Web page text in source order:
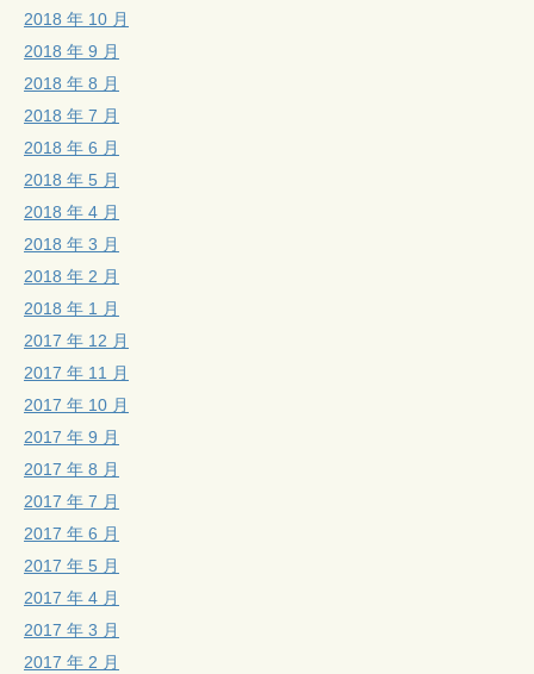
2018 年 10 月
2018 年 9 月
2018 年 8 月
2018 年 7 月
2018 年 6 月
2018 年 5 月
2018 年 4 月
2018 年 3 月
2018 年 2 月
2018 年 1 月
2017 年 12 月
2017 年 11 月
2017 年 10 月
2017 年 9 月
2017 年 8 月
2017 年 7 月
2017 年 6 月
2017 年 5 月
2017 年 4 月
2017 年 3 月
2017 年 2 月